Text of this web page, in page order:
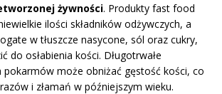
żywności. Produkty fast food
ilości składników odżywczych, a
w tłuszcze nasycone, sól oraz cukry,
do osłabienia kości. Długotrwałe
pokarmów może obniżać gęstość kości, co
i złamań w późniejszym wieku.